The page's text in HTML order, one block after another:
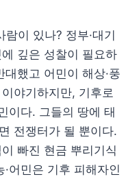
이 있나? 정부·대기
깊은 성찰이 필요하
했고 어민이 해상·풍
야기하지만, 기후로
이다. 그들의 땅에 태
전쟁터가 될 뿐이다.
빠진 현금 뿌리기식
어민은 기후 피해자인